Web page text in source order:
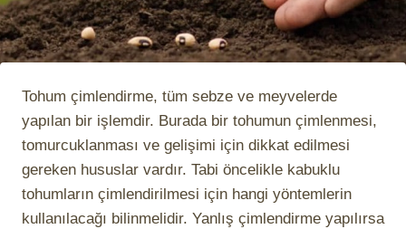
Tohum çimlendirme, tüm sebze ve meyvelerde
yapılan bir işlemdir. Burada bir tohumun çimlenmesi,
tomurcuklanması ve gelişimi için dikkat edilmesi
gereken hususlar vardır. Tabi öncelikle kabuklu
tohumların çimlendirilmesi için hangi yöntemlerin
kullanılacağı bilinmelidir. Yanlış çimlendirme yapılırsa